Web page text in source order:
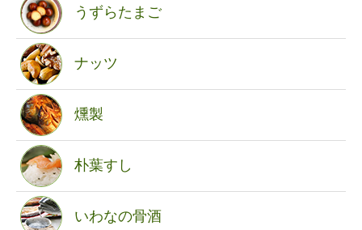
うずらたまご
ナッツ
燻製
朴葉すし
いわなの骨酒